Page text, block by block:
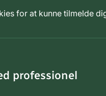
for at kunne tilmelde
professionel